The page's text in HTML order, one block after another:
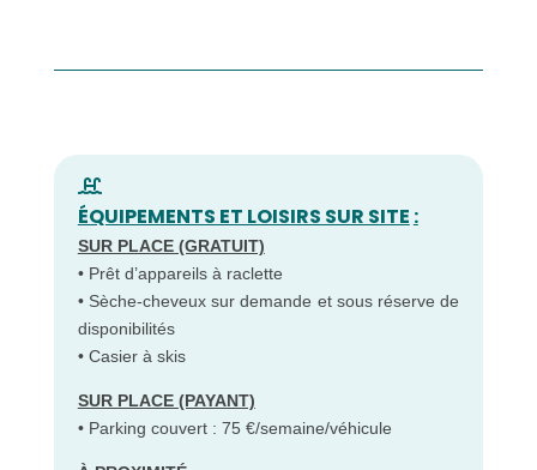
ÉQUIPEMENTS ET LOISIRS SUR SITE :
SUR PLACE (GRATUIT)
• Prêt d’appareils à raclette
• Sèche-cheveux sur demande et sous réserve de
disponibilités
• Casier à skis
SUR PLACE (PAYANT)
• Parking couvert : 75 €/semaine/véhicule